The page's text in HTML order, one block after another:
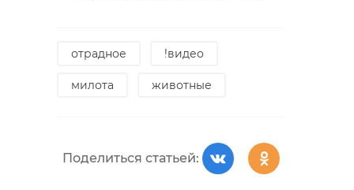
отрадное !видео
милота животные
Поделиться статьей: